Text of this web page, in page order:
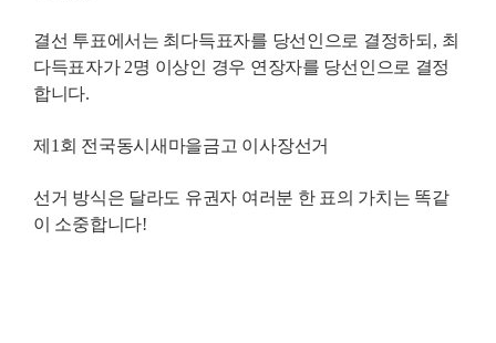
결선 투표에서는 최다득표자를 당선인으로 결정하되 , 최
다득표자가 2명 이상인 경우 연장자를 당선인으로 결정
합니다.
제 1 회 전국동시새마을금고 이사장선거
선거 방식은 달라도 유권자 여러분 한 표의 가치는 똑같
이 소중합니다!